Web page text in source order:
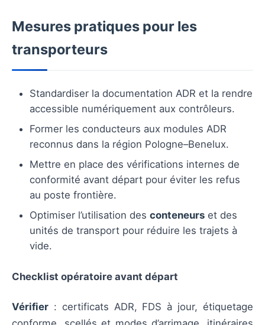
Mesures pratiques pour les
transporteurs
Standardiser la documentation ADR et la rendre
accessible numériquement aux contrôleurs.
Former les conducteurs aux modules ADR
reconnus dans la région Pologne–Benelux.
Mettre en place des vérifications internes de
conformité avant départ pour éviter les refus
au poste frontière.
Optimiser l’utilisation des conteneurs et des
unités de transport pour réduire les trajets à
vide.
Checklist opératoire avant départ
Vérifier : certificats ADR, FDS à jour, étiquetage